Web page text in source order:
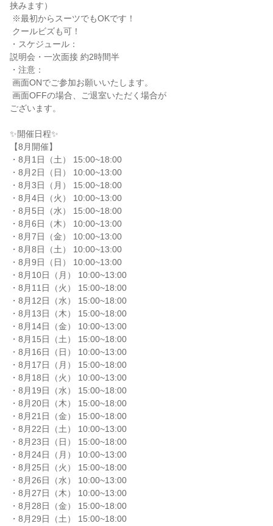
挟みます）
・スケジュール：
説明会・一次面接 約2時間半
・注意：
ございます。
✨️開催日程✨️
【8月開催】
・8月1日（土） 15:00~18:00
・8月2日（日） 10:00~13:00
・8月3日（月） 15:00~18:00
・8月4日（火） 10:00~13:00
・8月5日（水） 15:00~18:00
・8月6日（木） 10:00~13:00
・8月7日（金） 10:00~13:00
・8月8日（土） 10:00~13:00
・8月9日（日） 10:00~13:00
・8月10日（月） 10:00~13:00
・8月11日（火） 15:00~18:00
・8月12日（水） 15:00~18:00
・8月13日（木） 15:00~18:00
・8月14日（金） 10:00~13:00
・8月15日（土） 15:00~18:00
・8月16日（日） 10:00~13:00
・8月17日（月） 15:00~18:00
・8月18日（火） 10:00~13:00
・8月19日（水） 15:00~18:00
・8月20日（木） 15:00~18:00
・8月21日（金） 15:00~18:00
・8月22日（土） 10:00~13:00
・8月23日（日） 15:00~18:00
・8月24日（月） 10:00~13:00
・8月25日（火） 15:00~18:00
・8月26日（水） 10:00~13:00
・8月27日（木） 10:00~13:00
・8月28日（金） 15:00~18:00
・8月29日（土） 15:00~18:00